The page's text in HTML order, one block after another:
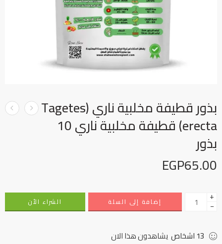
بذور قطيفة مخلبية ناري (Tagetes
erecta) قطيفة مخلبية ناري 10
بذور
EGP65.00
+
− إضافة إلى السلة الشراء الأن
13اشخاص يشاهدون هذا الان